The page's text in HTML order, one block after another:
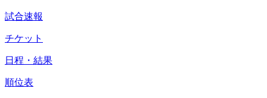
試合速報
チケット
日程・結果
順位表